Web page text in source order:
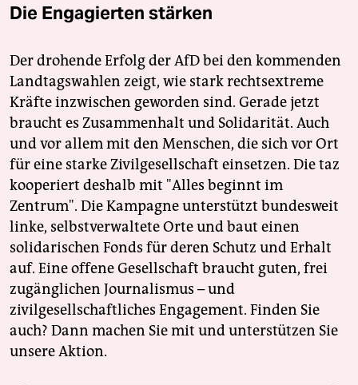
Die Engagierten stärken
Der drohende Erfolg der AfD bei den kommenden
Landtagswahlen zeigt, wie stark rechtsextreme
Kräfte inzwischen geworden sind. Gerade jetzt
braucht es Zusammenhalt und Solidarität. Auch
und vor allem mit den Menschen, die sich vor Ort
für eine starke Zivilgesellschaft einsetzen. Die taz
kooperiert deshalb mit "Alles beginnt im
Zentrum". Die Kampagne unterstützt bundesweit
linke, selbstverwaltete Orte und baut einen
solidarischen Fonds für deren Schutz und Erhalt
auf. Eine offene Gesellschaft braucht guten, frei
zugänglichen Journalismus – und
zivilgesellschaftliches Engagement. Finden Sie
auch? Dann machen Sie mit und unterstützen Sie
unsere Aktion.